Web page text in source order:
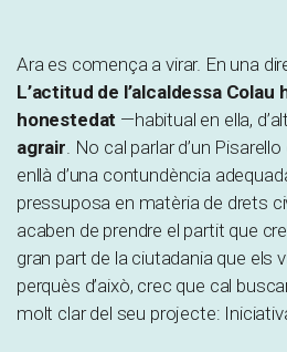
Ara es comença a virar. En una
L’actitud de l’alcaldessa Colau
honestedat —habitual en ella,
agrair . No cal parlar d’un Pisarello
enllà d’una contundència
pressuposa en matèria de drets
acaben de prendre el partit que
gran part de la ciutadania que els
perquès d’això, crec que cal
molt clar del seu projecte: